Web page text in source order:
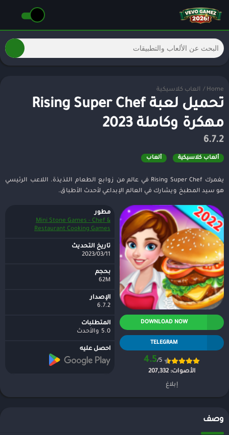
Home
/ ألعاب كلاسيكية
تحميل لعبة Rising Super Chef
مهكرة وكاملة 2023
6.7.2
ألعاب كلاسيكية ألعاب
يغمرك Rising Super Chef في عالم من زوابع الطعام اللذيذة. اللاعب الرئيسي
هو سيد المطبخ ويشارك في العالم الإبداعي لأحدث الأطباق.
DOWNLOAD NOW
TELEGRAM
4.5/5
الأصوات: 207,332
إبلاغ
مطور
Mini Stone Games - Chef &
Restaurant Cooking Games
تاريخ التحديث
2023/03/11
بحجم
62M
الإصدار
6.7.2
المتطلبات
5.0 والأحدث
احصل عليه
وصف